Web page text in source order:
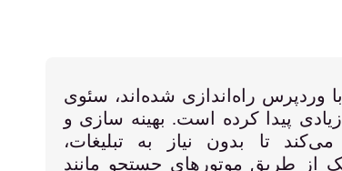
از 43% از سایت‌ها با وردپرس راه‌اندازی شده‌اند، سئوی
پیدا کرده است. بهینه سازی و
تا بدون نیاز به تبلیغات،
از طریق موتورهای جستجو مانند